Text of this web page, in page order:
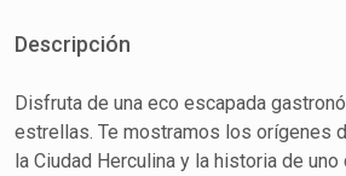
Descripción
Disfruta de una eco escapada
estrellas. Te mostramos los orígenes
la Ciudad Herculina y la historia de